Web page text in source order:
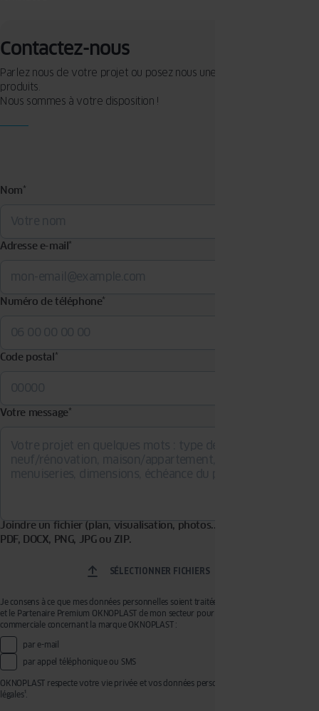
Contactez-nous
Parlez nous de votre projet ou posez nous une question sur nos
produits.
Nous sommes à votre disposition !
Nom*
Adresse e-mail*
Numéro de téléphone*
Code postal*
Votre message*
Joindre un fichier (plan, visualisation, photos...). Formats acceptés :
PDF, DOCX, PNG, JPG ou ZIP.
SÉLECTIONNER FICHIERS
Je consens à ce que mes données personnelles soient traitées par OKNOPLAST Sp. z o.o.
et le Partenaire Premium OKNOPLAST de mon secteur pour recevoir de la prospection
commerciale concernant la marque OKNOPLAST :
par e-mail
par appel téléphonique ou SMS
OKNOPLAST respecte votre vie privée et vos données personnelles, voir mentions
légales¹.